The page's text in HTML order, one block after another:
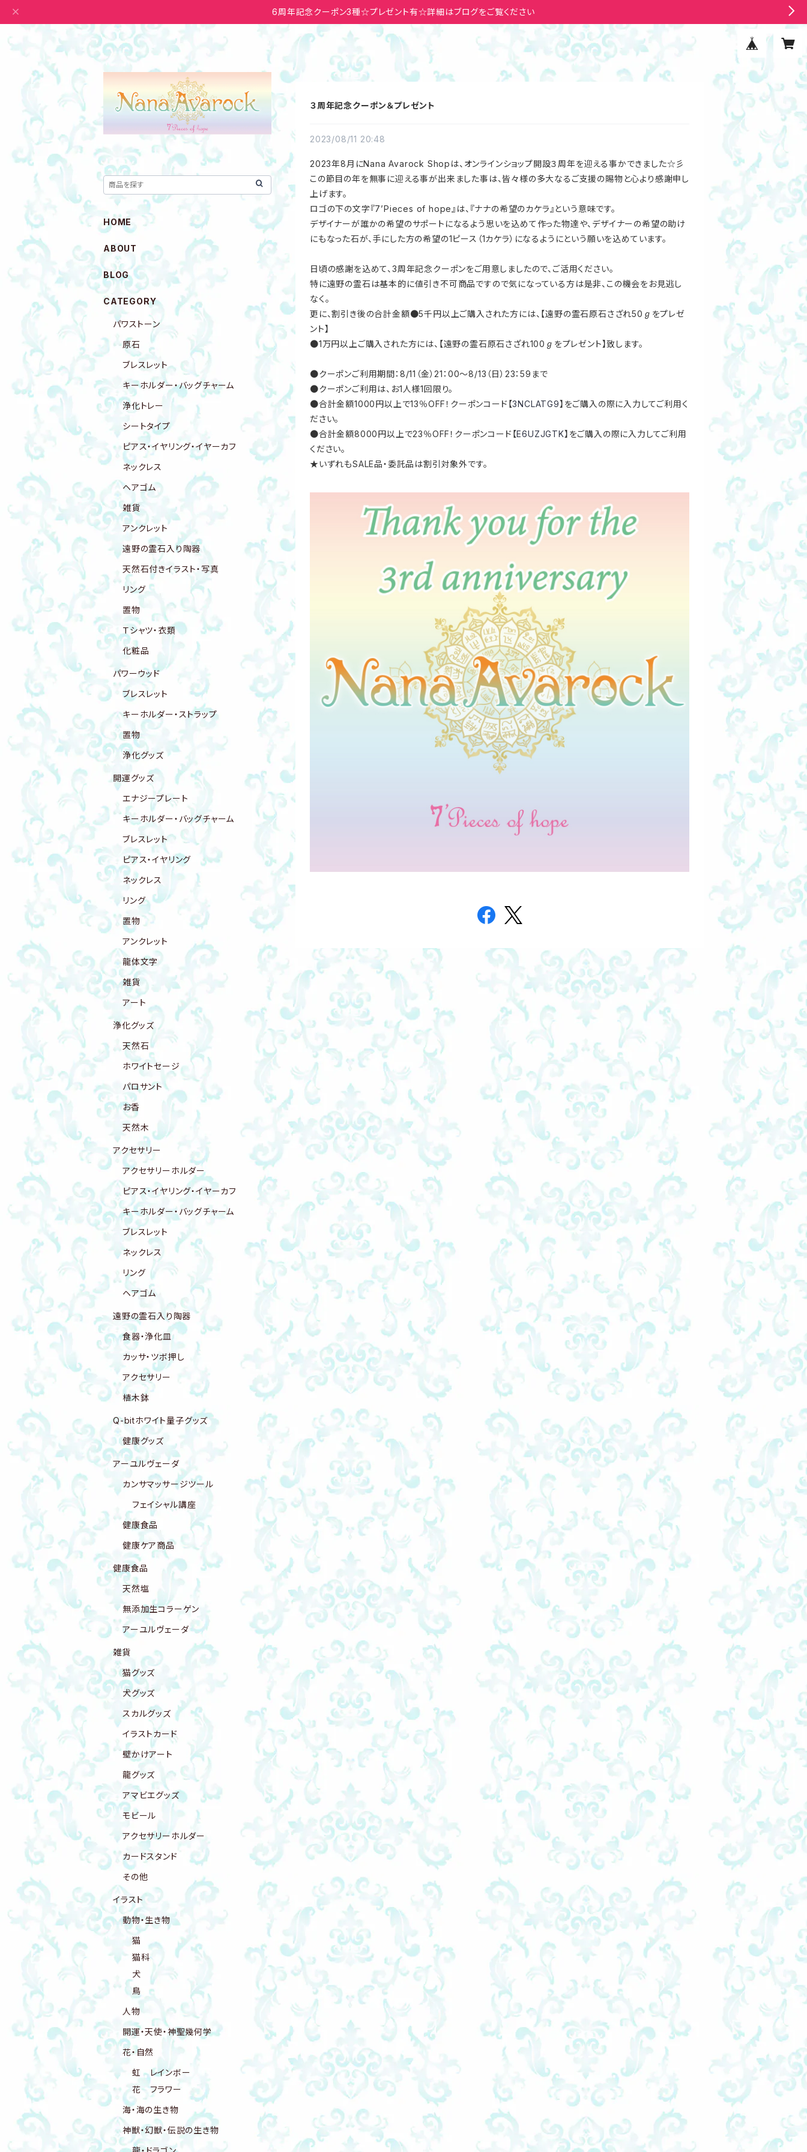
6周年記念クーポン3種☆プレゼント有☆詳細はブログをご覧ください
３周年記念クーポン＆プレゼント
2023/08/11 20:48
2023年8月にNana Avarock Shopは、オンラインショップ開設３周年を迎える事かできました☆彡
この節目の年を無事に迎える事が出来ました事は、皆々様の多大なるご支援の賜物と心より感謝申し
上げます。
ロゴの下の文字『7’Pieces of hope』は、『ナナの希望のカケラ』という意味です。
デザイナーが誰かの希望のサポートになるよう思いを込めて作った物達や、デザイナーの希望の助け
にもなった石が、手にした方の希望の1ピース（1カケラ）になるようにという願いを込めています。
日頃の感謝を込めて、3周年記念クーポンをご用意しましたので、ご活用ください。
特に遠野の霊石は基本的に値引き不可商品ですので気になっている方は是非、この機会をお見逃し
なく。
更に、割引き後の合計金額●5千円以上ご購入された方には、【遠野の霊石原石さざれ50ℊをプレゼ
ント】
●1万円以上ご購入された方には、【遠野の霊石原石さざれ100ℊをプレゼント】致します。
●クーポンご利用期間：8/11（金）21：00～8/13（日）23：59まで
●クーポンご利用は、お1人様1回限り。
●合計金額1000円以上で13％OFF！クーポンコード【3NCLATG9】をご購入の際に入力してご利用く
ださい。
●合計金額8000円以上で23％OFF！クーポンコード【E6UZJGTK】をご購入の際に入力してご利用
ください。
★いずれもSALE品・委託品は割引対象外です。
HOME
ABOUT
BLOG
CATEGORY
パワストーン
原石
ブレスレット
キーホルダー・バッグチャーム
浄化トレー
シートタイプ
ピアス・イヤリング・イヤーカフ
ネックレス
ヘアゴム
雑貨
アンクレット
遠野の霊石入り陶器
天然石付きイラスト・写真
リング
置物
Ｔシャツ・衣類
化粧品
パワーウッド
ブレスレット
キーホルダー・ストラップ
置物
浄化グッズ
開運グッズ
エナジープレート
キーホルダー・バッグチャーム
ブレスレット
ピアス・イヤリング
ネックレス
リング
置物
アンクレット
龍体文字
雑貨
アート
浄化グッズ
天然石
ホワイトセージ
パロサント
お香
天然木
アクセサリー
アクセサリーホルダー
ピアス・イヤリング・イヤーカフ
キーホルダー・バッグチャーム
ブレスレット
ネックレス
リング
ヘアゴム
遠野の霊石入り陶器
食器・浄化皿
カッサ・ツボ押し
アクセサリー
植木鉢
Q-bitホワイト量子グッズ
健康グッズ
アーユルヴェーダ
カンサマッサージツール
フェイシャル講座
健康食品
健康ケア商品
健康食品
天然塩
無添加生コラーゲン
アーユルヴェーダ
雑貨
猫グッズ
犬グッズ
スカルグッズ
イラストカード
壁かけアート
龍グッズ
アマビエグッズ
モビール
アクセサリーホルダー
カードスタンド
その他
イラスト
動物・生き物
猫
猫科
犬
鳥
人物
開運・天使・神聖幾何学
花・自然
虹 レインボー
花 フラワー
海・海の生き物
神獣・幻獣・伝説の生き物